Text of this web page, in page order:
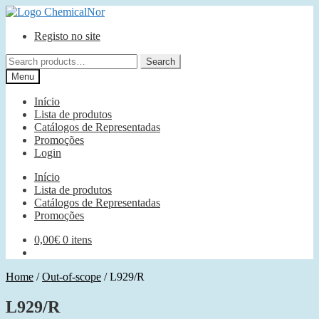
Ir
Saltar
Registo no site
Search
for:
Search
Menu
Início
Lista de produtos
Catálogos de Representadas
Promoções
Login
Início
Lista de produtos
Catálogos de Representadas
Promoções
0,00€ 0 itens
Home /Out-of-scope /L929/R
L929/R